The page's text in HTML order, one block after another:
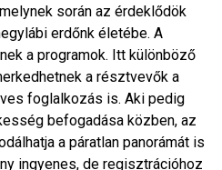
során az érdeklődök
erdőnk életébe. A
a programok. Itt különböző
a résztvevők a
foglalkozás is. Aki pedig
befogadása közben, az
a páratlan panorámát is
ingyenes, de regisztrációhoz